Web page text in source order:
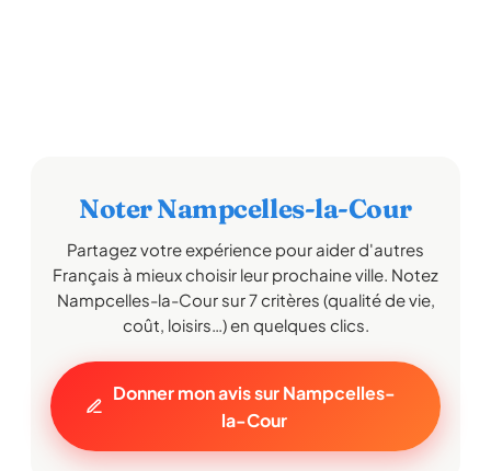
Noter Nampcelles-la-Cour
Partagez votre expérience pour aider d'autres
Français à mieux choisir leur prochaine ville. Notez
Nampcelles-la-Cour sur 7 critères (qualité de vie,
coût, loisirs…) en quelques clics.
Donner mon avis sur Nampcelles-
la-Cour